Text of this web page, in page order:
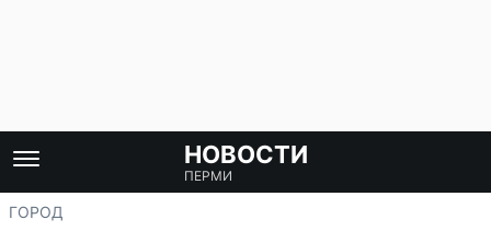
НОВОСТИ
ПЕРМИ
ГОРОД